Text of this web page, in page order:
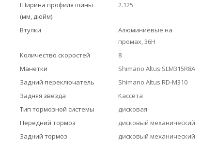
Ширина профиля шины
(мм, дюйм)
2.125
Втулки
Алюминиевые на
промах, 36H
Количество скоростей
8
Манетки
Shimano Altus SLM315R8A
Задний переключатель
Shimano Altus RD-M310
Задняя звёзда
Кассета
Тип тормозной системы
дисковая
Передний тормоз
дисковый механический
Задний тормоз
дисковый механический